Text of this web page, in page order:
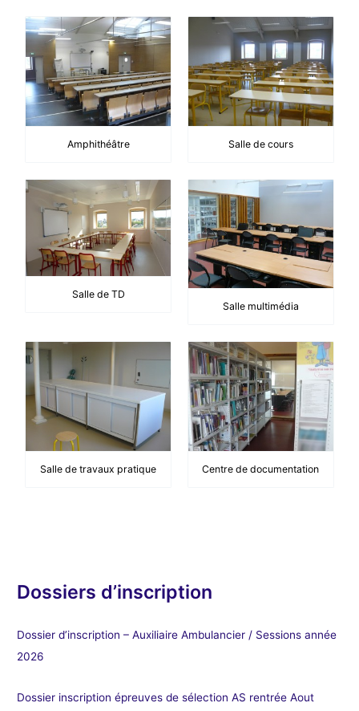
Amphithéâtre Salle de cours
Salle de TD
Salle multimédia
Salle de travaux pratique Centre de documentation
Dossiers d’inscription
Dossier d’inscription – Auxiliaire Ambulancier / Sessions année
2026
Dossier inscription épreuves de sélection AS rentrée Aout